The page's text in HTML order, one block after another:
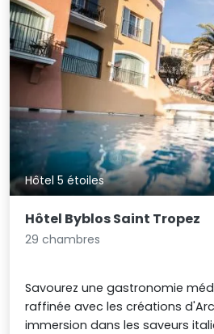
Hôtel 5 étoiles
Hôtel Byblos Saint Tropez
29 chambres
Savourez une gastronomie
raffinée avec les créations
immersion dans les saveurs